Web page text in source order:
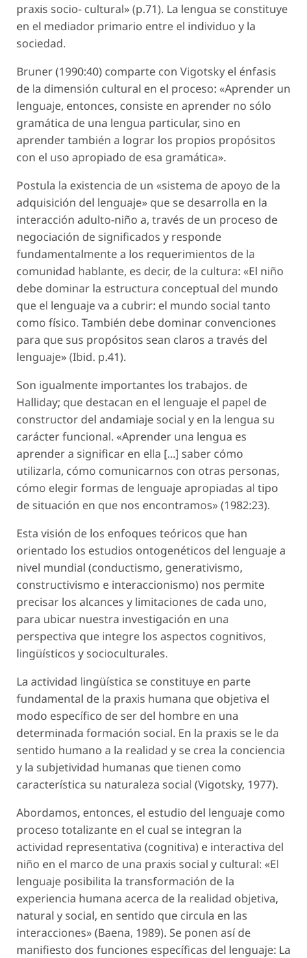
praxis socio- cultural» (p.71). La lengua se constituye
en el mediador primario entre el individuo y la
sociedad.
Bruner (1990:40) comparte con Vigotsky el énfasis
de la dimensión cultural en el proceso: «Aprender un
lenguaje, entonces, consiste en aprender no sólo
gramática de una lengua particular, sino en
aprender también a lograr los propios propósitos
con el uso apropiado de esa gramática».
Postula la existencia de un «sistema de apoyo de la
adquisición del lenguaje» que se desarrolla en la
interacción adulto-niño a, través de un proceso de
negociación de significados y responde
fundamentalmente a los requerimientos de la
comunidad hablante, es decir, de la cultura: «El niño
debe dominar la estructura conceptual del mundo
que el lenguaje va a cubrir: el mundo social tanto
como físico. También debe dominar convenciones
para que sus propósitos sean claros a través del
lenguaje» (Ibid. p.41).
Son igualmente importantes los trabajos. de
Halliday; que destacan en el lenguaje el papel de
constructor del andamiaje social y en la lengua su
carácter funcional. «Aprender una lengua es
aprender a significar en ella [...] saber cómo
utilizarla, cómo comunicarnos con otras personas,
cómo elegir formas de lenguaje apropiadas al tipo
de situación en que nos encontramos» (1982:23).
Esta visión de los enfoques teóricos que han
orientado los estudios ontogenéticos del lenguaje a
nivel mundial (conductismo, generativismo,
constructivismo e interaccionismo) nos permite
precisar los alcances y limitaciones de cada uno,
para ubicar nuestra investigación en una
perspectiva que integre los aspectos cognitivos,
lingüísticos y socioculturales.
La actividad lingüística se constituye en parte
fundamental de la praxis humana que objetiva el
modo específico de ser del hombre en una
determinada formación social. En la praxis se le da
sentido humano a la realidad y se crea la conciencia
y la subjetividad humanas que tienen como
característica su naturaleza social (Vigotsky, 1977).
Abordamos, entonces, el estudio del lenguaje como
proceso totalizante en el cual se integran la
actividad representativa (cognitiva) e interactiva del
niño en el marco de una praxis social y cultural: «El
lenguaje posibilita la transformación de la
experiencia humana acerca de la realidad objetiva,
natural y social, en sentido que circula en las
interacciones» (Baena, 1989). Se ponen así de
manifiesto dos funciones específicas del lenguaje: La